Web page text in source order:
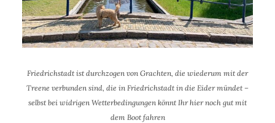
Friedrichstadt ist durchzogen von Grachten, die wiederum mit der
Treene verbunden sind, die in Friedrichstadt in die Eider mündet –
selbst bei widrigen Wetterbedingungen könnt Ihr hier noch gut mit
dem Boot fahren